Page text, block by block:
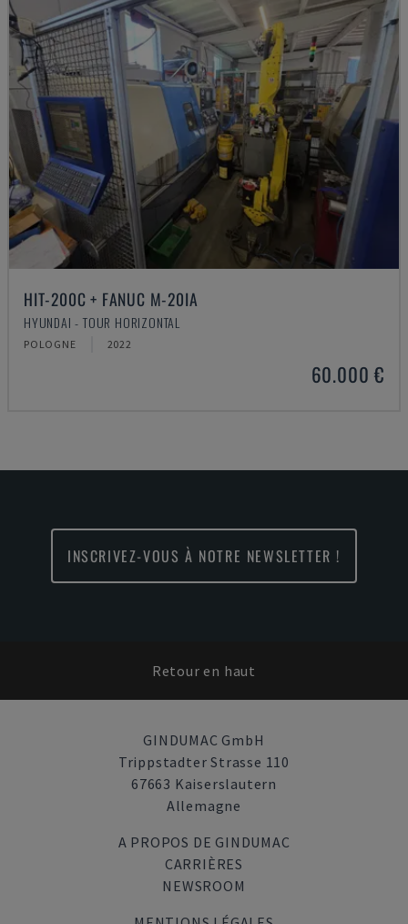
HIT-200C + FANUC M-20IA
HYUNDAI - TOUR HORIZONTAL
POLOGNE 2022
60.000 €
INSCRIVEZ-VOUS À NOTRE NEWSLETTER !
Retour en haut
GINDUMAC GmbH
Trippstadter Strasse 110
67663 Kaiserslautern
Allemagne
A PROPOS DE GINDUMAC
CARRIÈRES
NEWSROOM